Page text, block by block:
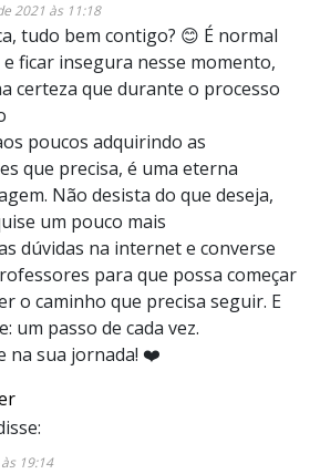
2021 às 11:18
tudo bem contigo? 😊 É normal
ficar insegura nesse momento,
certeza que durante o processo
poucos adquirindo as
que precisa, é uma eterna
Não desista do que deseja,
um pouco mais
dúvidas na internet e converse
para que possa começar
o caminho que precisa seguir. E
um passo de cada vez.
na sua jornada! ❤️
19:14